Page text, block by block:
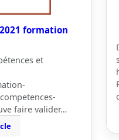
formation
et
faire valider…